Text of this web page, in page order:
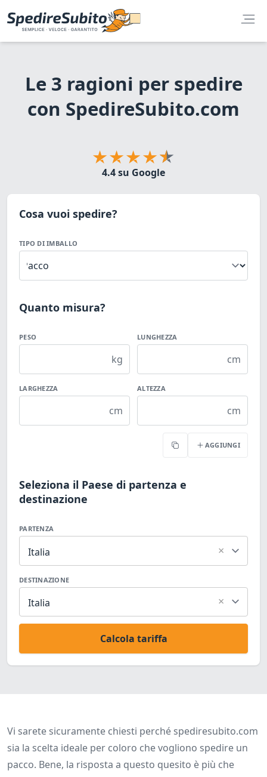
Le 3 ragioni per spedire
con SpedireSubito.com
4.4 su Google
Cosa vuoi spedire?
TIPO DI IMBALLO
Quanto misura?
PESO
kg
LUNGHEZZA
cm
LARGHEZZA
cm
ALTEZZA
cm
Copia AGGIUNGI
Seleziona il Paese di partenza e
destinazione
PARTENZA
Italia ×
DESTINAZIONE
Italia ×
Calcola tariffa
Vi sarete sicuramente chiesti perché spediresubito.com
sia la scelta ideale per coloro che vogliono spedire un
pacco. Bene, la risposta a questo quesito è più che